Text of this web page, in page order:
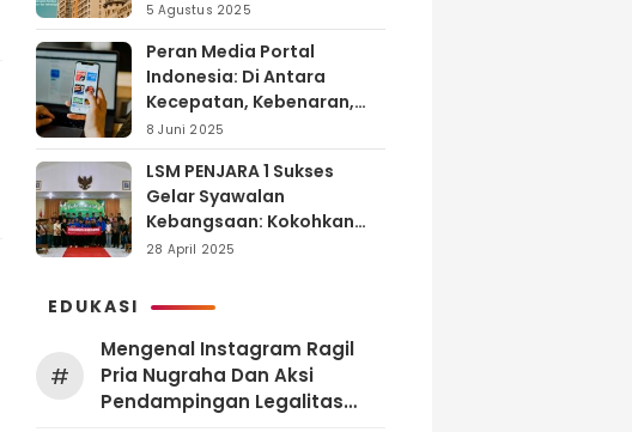
5 Agustus 2025
Peran Media Portal
Indonesia: Di Antara
Kecepatan, Kebenaran,
dan Tanggung Jawab
8 Juni 2025
LSM PENJARA 1 Sukses
Gelar Syawalan
Kebangsaan: Kokohkan
Tekad Melawan Korupsi
28 April 2025
EDUKASI
#
Mengenal Instagram Ragil
Pria Nugraha Dan Aksi
Pendampingan Legalitas